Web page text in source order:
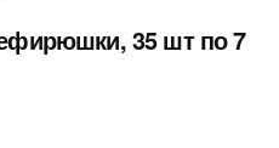
35 шт по 7